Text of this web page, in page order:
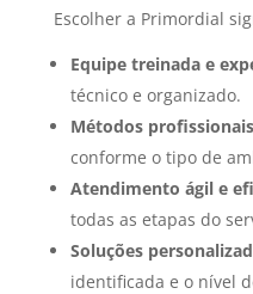
Escolher a Primordial
Equipe treinada e
técnico e organizado.
Métodos
conforme o tipo de
Atendimento ágil e
todas as etapas do
Soluções
identificada e o nível